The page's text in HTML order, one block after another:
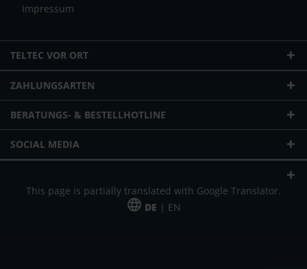
Impressum
TELTEC VOR ORT
ZAHLUNGSARTEN
BERATUNGS- & BESTELLHOTLINE
SOCIAL MEDIA
This page is partially translated with Google Translator.
DE | EN